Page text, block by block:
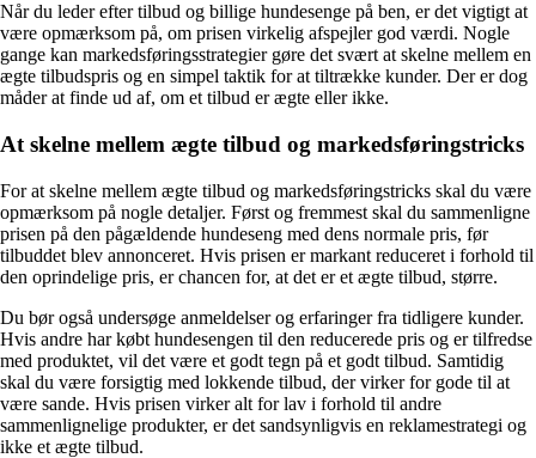
Når du leder efter tilbud og billige hundesenge på ben, er det vigtigt at
være opmærksom på, om prisen virkelig afspejler god værdi. Nogle
gange kan markedsføringsstrategier gøre det svært at skelne mellem en
ægte tilbudspris og en simpel taktik for at tiltrække kunder. Der er dog
måder at finde ud af, om et tilbud er ægte eller ikke.
At skelne mellem ægte tilbud og markedsføringstricks
For at skelne mellem ægte tilbud og markedsføringstricks skal du være
opmærksom på nogle detaljer. Først og fremmest skal du sammenligne
prisen på den pågældende hundeseng med dens normale pris, før
tilbuddet blev annonceret. Hvis prisen er markant reduceret i forhold til
den oprindelige pris, er chancen for, at det er et ægte tilbud, større.
Du bør også undersøge anmeldelser og erfaringer fra tidligere kunder.
Hvis andre har købt hundesengen til den reducerede pris og er tilfredse
med produktet, vil det være et godt tegn på et godt tilbud. Samtidig
skal du være forsigtig med lokkende tilbud, der virker for gode til at
være sande. Hvis prisen virker alt for lav i forhold til andre
sammenlignelige produkter, er det sandsynligvis en reklamestrategi og
ikke et ægte tilbud.